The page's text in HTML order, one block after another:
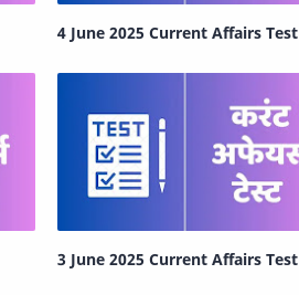
4 June 2025 Current Affairs Test
3 June 2025 Current Affairs Test